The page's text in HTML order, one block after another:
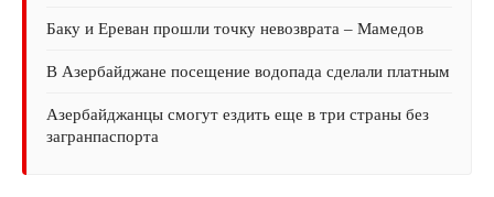
Баку и Ереван прошли точку невозврата – Мамедов
В Азербайджане посещение водопада сделали платным
Азербайджанцы смогут ездить еще в три страны без
загранпаспорта